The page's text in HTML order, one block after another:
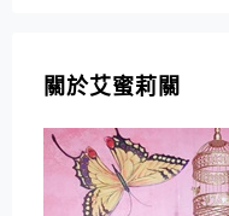
關於艾蜜莉關